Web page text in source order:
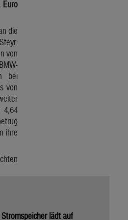
Euro
die
von
bei
von
4,64
ihre
lädt auf